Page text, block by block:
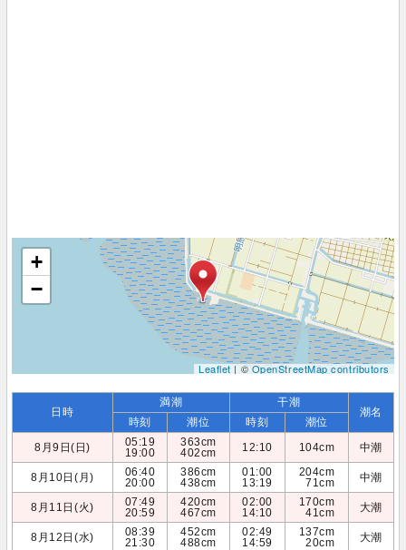
+
−
Leaflet| ©OpenStreetMap contributors
日時
満潮 干潮
潮名
時刻 潮位 時刻
潮位
8月9日(日)
05:19
19:00
363cm
402cm
12:10 104cm 中潮
8月10日(月)
06:40
20:00
386cm
438cm
01:00
13:19
204cm
71cm
中潮
8月11日(火)
07:49
20:59
420cm
467cm
02:00
14:10
170cm
41cm
大潮
8月12日(水)
08:39
21:30
452cm
488cm
02:49
14:59
137cm
20cm
大潮